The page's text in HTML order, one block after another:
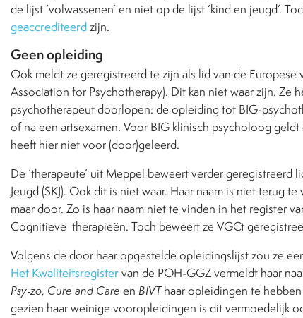
de lijst ‘volwassenen’ en niet op de lijst ‘kind en jeugd’.
geaccrediteerdzijn.
Geen opleiding
Ook meldt ze geregistreerd te zijn als lid van de
Association for Psychotherapy). Dit kan niet waar zijn. Ze
psychotherapeut doorlopen: de opleiding tot BIG-
of na een artsexamen. Voor BIG klinisch psycholoog
heeft hier niet voor (door)geleerd.
De ‘therapeute’ uit Meppel beweert verder geregistreerd
Jeugd (SKJ). Ook dit is niet waar. Haar naam is niet terug
maar door. Zo is haar naam niet te vinden in het register
Cognitieve therapieën. Toch beweert ze VGCt
Volgens de door haar opgestelde opleidingslijst zou ze
Het Kwaliteitsregistervan de POH-GGZ vermeldt haar
Psy-zo, Cure and Care en BIVThaar opleidingen te
gezien haar weinige vooropleidingen is dit vermoedelijk